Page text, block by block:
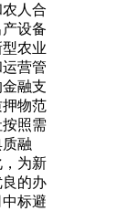
人合
设备
农业
营管
融支
物范
照需
融
为新
的办
标避